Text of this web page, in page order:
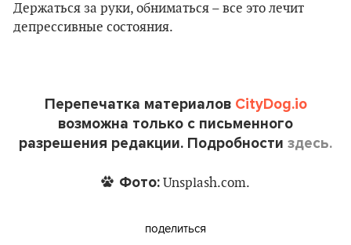
Держаться за руки, обниматься – все это лечит
депрессивные состояния.
Перепечатка материалов CityDog.io
возможна только с письменного
разрешения редакции. Подробности здесь.
Фото: Unsplash.com.
поделиться